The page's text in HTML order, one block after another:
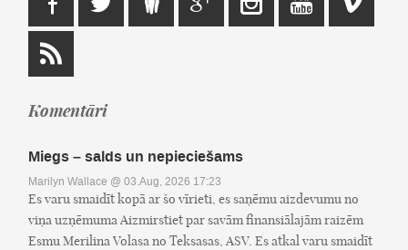
Komentāri
Miegs – salds un nepieciešams
Marilyn Wallace @ 03.Aug, 2026 17:23
Es varu smaidīt kopā ar šo vīrieti, es saņēmu aizdevumu no
viņa uzņēmuma Aizmirstiet par savām finansiālajām raizēm
Esmu Merilina Volasa no Teksasas, ASV. Es atkal varu smaidīt